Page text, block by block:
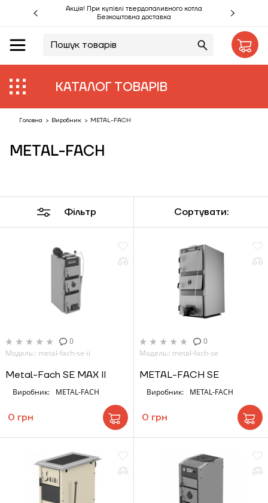
Акція! При купівлі твердопаливного котла
Безкоштовна доставка
КАТАЛОГ ТОВАРІВ
Акції %
Виробники
Об'єкти
Монтаж
Статті
Головна > Виробник > METAL-FACH
METAL-FACH
Фільтр Сортувати:
0
Модель:: metal-fach-se-ii
Metal-Fach SE MAX II
Виробник: METAL-FACH
0 грн
0
Модель:: metal-fach-se
METAL-FACH SE
Виробник: METAL-FACH
0 грн